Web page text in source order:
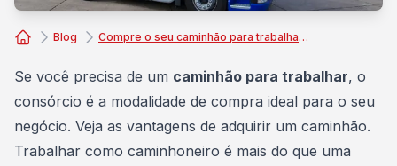
Blog Compre o seu caminhão para trabalhar com a Embracon
Se você precisa de um caminhão para trabalhar, o
consórcio é a modalidade de compra ideal para o seu
negócio. Veja as vantagens de adquirir um caminhão.
Trabalhar como caminhoneiro é mais do que uma